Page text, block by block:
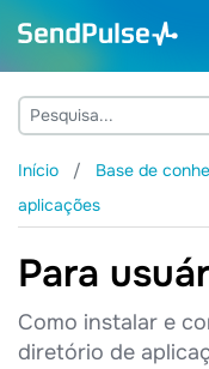
Início Base de
aplicações
Para
Como instalar e
diretório de